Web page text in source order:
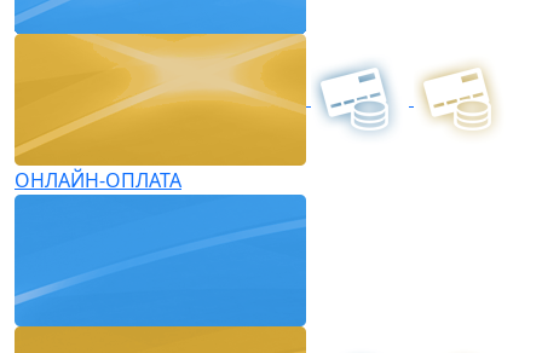
ОНЛАЙН-ОПЛАТА